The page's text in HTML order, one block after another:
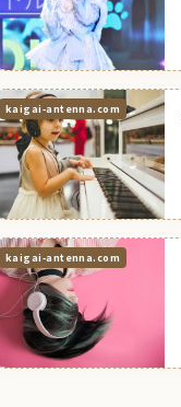
kaigai-antenna.com
kaigai-antenna.com